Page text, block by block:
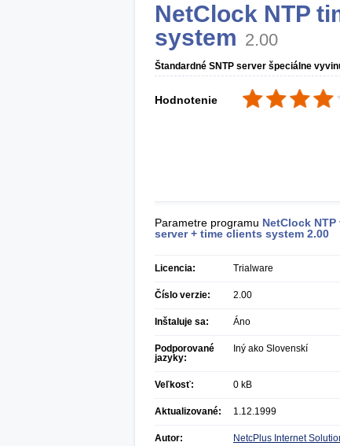
NetClock NTP
system 2.00
Štandardné SNTP server špeciálne
Hodnotenie
Parametre programu NetClock NTP
server + time clients system 2.00
Licencia: Trialware
Číslo verzie: 2.00
Inštaluje sa: Áno
Podporované
jazyky:
Iný ako Slovenskí
Veľkosť: 0 kB
Aktualizované: 1.12.1999
Autor: NetcPlus Internet